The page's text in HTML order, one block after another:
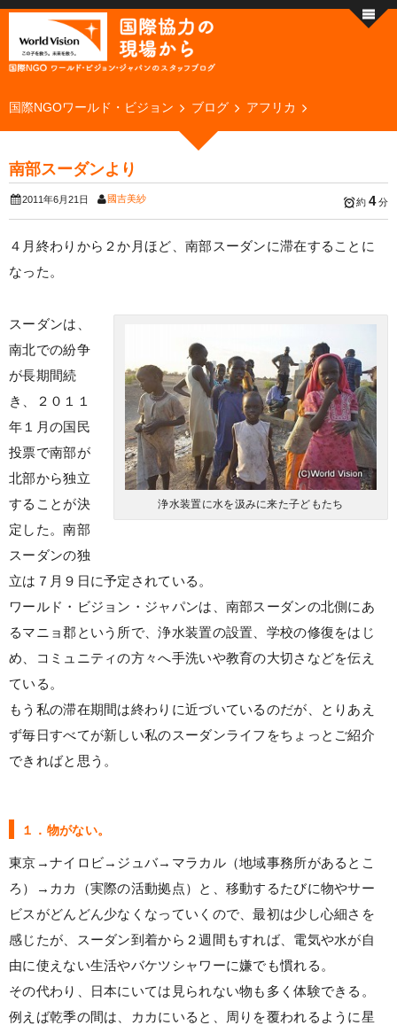
国際NGOワールド・ビジョン ブログ アフリカ
南部スーダンより
2011年6月21日 國吉美紗 約 4分
４月終わりから２か月ほど、南部スーダンに滞在することに
なった。
浄水装置に水を汲みに来た子どもたち
スーダンは、
南北での紛争
が長期間続
き、２０１１
年１月の国民
投票で南部が
北部から独立
することが決
定した。南部
スーダンの独
立は７月９日に予定されている。
ワールド・ビジョン・ジャパンは、南部スーダンの北側にあ
るマニョ郡という所で、浄水装置の設置、学校の修復をはじ
め、コミュニティの方々へ手洗いや教育の大切さなどを伝え
ている。
もう私の滞在期間は終わりに近づいているのだが、とりあえ
ず毎日すべてが新しい私のスーダンライフをちょっとご紹介
できればと思う。
１．物がない。
東京→ナイロビ→ジュバ→マラカル（地域事務所があるとこ
ろ）→カカ（実際の活動拠点）と、移動するたびに物やサー
ビスがどんどん少なくなっていくので、最初は少し心細さを
感じたが、スーダン到着から２週間もすれば、電気や水が自
由に使えない生活やバケツシャワーに嫌でも慣れる。
その代わり、日本にいては見られない物も多く体験できる。
例えば乾季の間は、カカにいると、周りを覆われるように星